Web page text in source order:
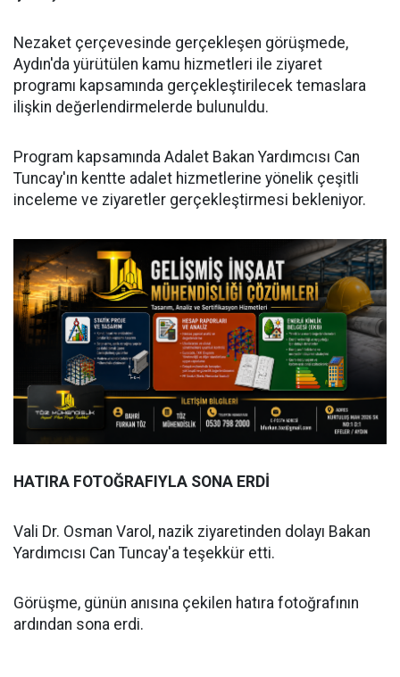
Nezaket çerçevesinde gerçekleşen görüşmede,
Aydın'da yürütülen kamu hizmetleri ile ziyaret
programı kapsamında gerçekleştirilecek temaslara
ilişkin değerlendirmelerde bulunuldu.
Program kapsamında Adalet Bakan Yardımcısı Can
Tuncay'ın kentte adalet hizmetlerine yönelik çeşitli
inceleme ve ziyaretler gerçekleştirmesi bekleniyor.
HATIRA FOTOĞRAFIYLA SONA ERDİ
Vali Dr. Osman Varol, nazik ziyaretinden dolayı Bakan
Yardımcısı Can Tuncay'a teşekkür etti.
Görüşme, günün anısına çekilen hatıra fotoğrafının
ardından sona erdi.